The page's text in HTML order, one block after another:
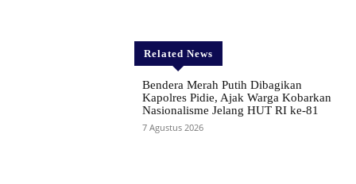
Related News
Bendera Merah Putih Dibagikan
Kapolres Pidie, Ajak Warga Kobarkan
Nasionalisme Jelang HUT RI ke-81
7 Agustus 2026